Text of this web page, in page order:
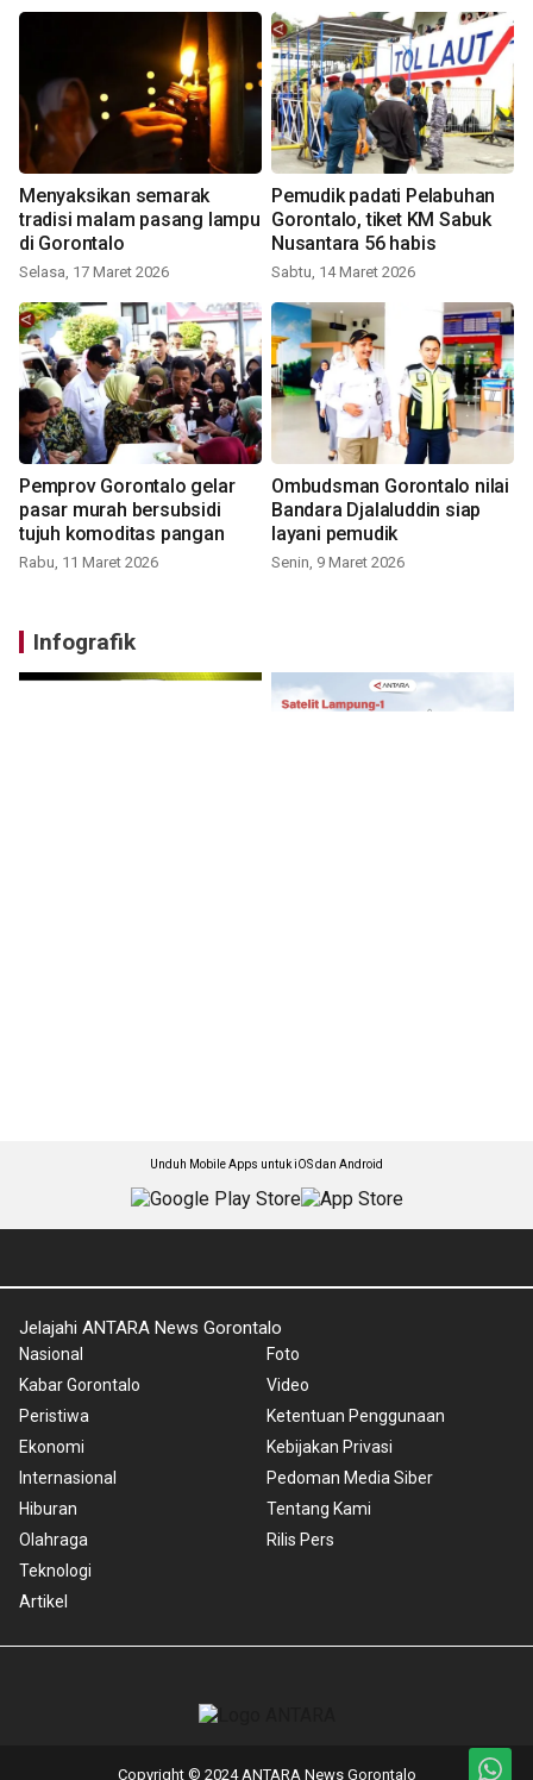
Menyaksikan semarak
tradisi malam pasang lampu
di Gorontalo
Selasa, 17 Maret 2026
Pemudik padati Pelabuhan
Gorontalo, tiket KM Sabuk
Nusantara 56 habis
Sabtu, 14 Maret 2026
Pemprov Gorontalo gelar
pasar murah bersubsidi
tujuh komoditas pangan
Rabu, 11 Maret 2026
Ombudsman Gorontalo nilai
Bandara Djalaluddin siap
layani pemudik
Senin, 9 Maret 2026
Infografik
Unduh Mobile Apps untuk iOS dan Android
Jelajahi ANTARA News Gorontalo
Nasional
Kabar Gorontalo
Peristiwa
Ekonomi
Internasional
Hiburan
Olahraga
Teknologi
Artikel
Foto
Video
Ketentuan Penggunaan
Kebijakan Privasi
Pedoman Media Siber
Tentang Kami
Rilis Pers
Copyright © 2024 ANTARA News Gorontalo